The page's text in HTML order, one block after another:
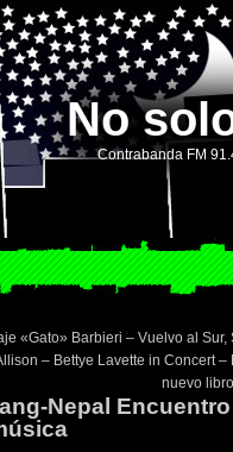
No
Contrabanda FM
«Gato» Barbieri – Vuelvo al
– Bettye Lavette in Concert
nuevo libro
Nepal